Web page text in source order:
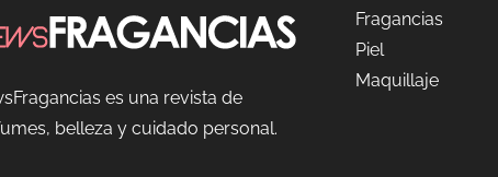
es una revista de
belleza y cuidado personal.
Fragancias
Piel
Maquillaje